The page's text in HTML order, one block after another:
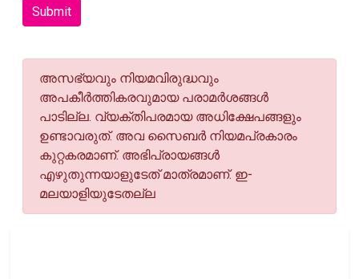
Submit
അസഭ്യവും നിയമവിരുദ്ധവും
അപകീര്‍ത്തികരവുമായ പരാമര്‍ശങ്ങള്‍
പാടില്ല. വ്യക്തിപരമായ അധിക്ഷേപങ്ങളും
ഉണ്ടാവരുത്. അവ സൈബര്‍ നിയമപ്രകാരം
കുറ്റകരമാണ്. അഭിപ്രായങ്ങള്‍
എഴുതുന്നയാളുടേത് മാത്രമാണ്. ഇ-
മലയാളിയുടേതല്ല